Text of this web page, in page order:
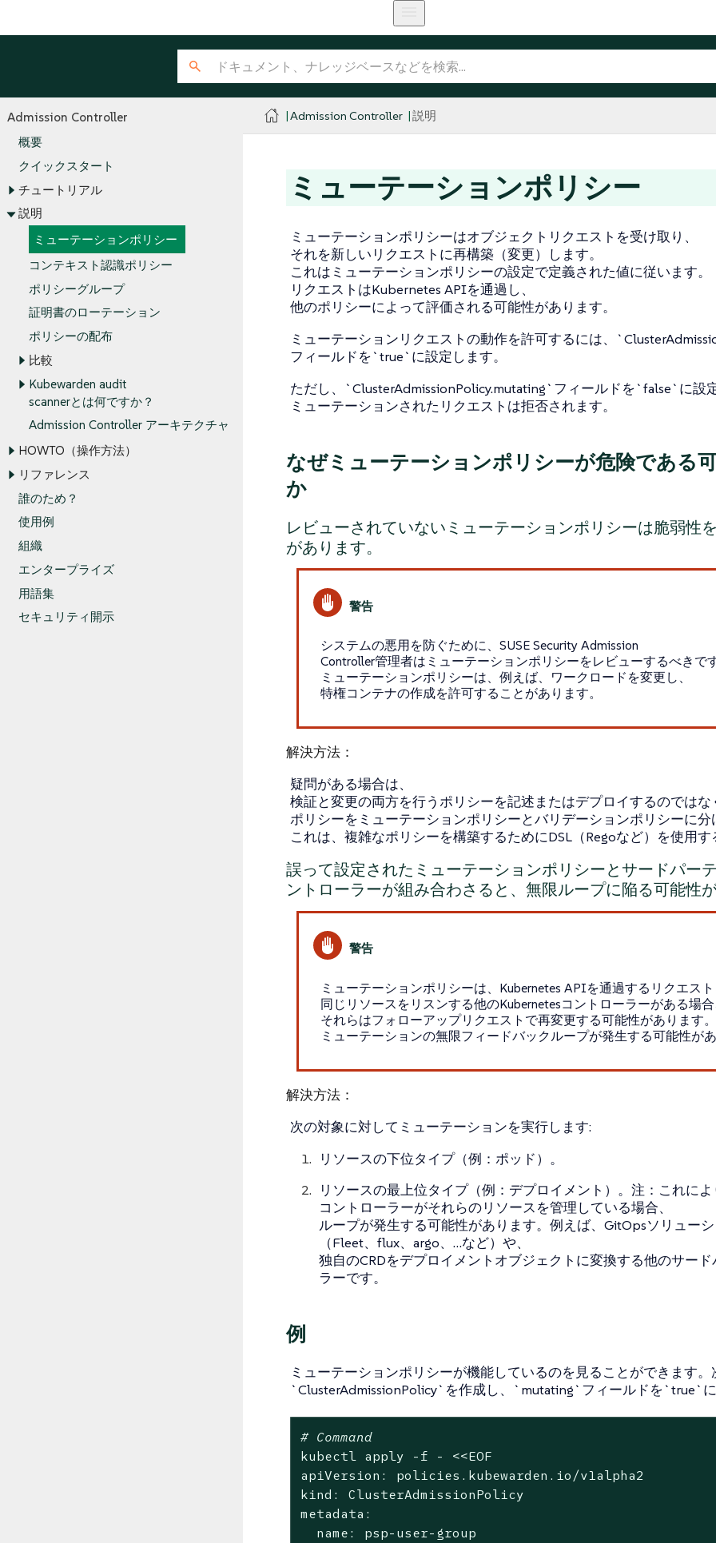
Admission Controller
概要
クイックスタート
チュートリアル
説明
ミューテーションポリシー
コンテキスト認識ポリシー
ポリシーグループ
証明書のローテーション
ポリシーの配布
比較
Kubewarden audit
scannerとは何ですか？
Admission Controller アーキテクチャ
HOWTO（操作方法）
リファレンス
誰のため？
使用例
組織
エンタープライズ
用語集
セキュリティ開示
Admission Controller 説明
ミューテーションポリシー
ミューテーションポリシーはオブジェクトリクエストを受け取り、
それを新しいリクエストに再構築（変更）します。
これはミューテーションポリシーの設定で定義された値に従います。
リクエストはKubernetes APIを通過し、
他のポリシーによって評価される可能性があります。
ミューテーションリクエストの動作を許可するには、
フィールドを`true`に設定します。
ただし、`ClusterAdmissionPolicy.mutating`フィールドを`false`に設定
ミューテーションされたリクエストは拒否されます。
なぜミューテーションポリシーが危険である
か
レビューされていないミューテーションポリシーは脆弱性
があります。
システムの悪用を防ぐために、SUSE Security Admission
Controller管理者はミューテーションポリシーをレビューするべきです
ミューテーションポリシーは、例えば、ワークロードを変更し、
特権コンテナの作成を許可することがあります。
解決方法：
疑問がある場合は、
検証と変更の両方を行うポリシーを記述またはデプロイするのではな
ポリシーをミューテーションポリシーとバリデーションポリシーに分
これは、複雑なポリシーを構築するためにDSL（Regoなど）を使用す
誤って設定されたミューテーションポリシーとサードパー
ントローラーが組み合わさると、無限ループに陥る可能性が
ミューテーションポリシーは、Kubernetes APIを通過するリクエスト
同じリソースをリスンする他のKubernetesコントローラーがある場合
それらはフォローアップリクエストで再変更する可能性があります。
ミューテーションの無限フィードバックループが発生する可能性があ
解決方法：
次の対象に対してミューテーションを実行します:
リソースの下位タイプ（例：ポッド）。
リソースの最上位タイプ（例：デプロイメント）。注：これによ
コントローラーがそれらのリソースを管理している場合、
ループが発生する可能性があります。例えば、GitOpsソリュー
（Fleet、flux、argo、…​など）や、
独自のCRDをデプロイメントオブジェクトに変換する他のサー
ラーです。
例
ミューテーションポリシーが機能しているのを見ることができます。
`ClusterAdmissionPolicy`を作成し、`mutating`フィールドを`true`に
# Command
kubectl apply -f - <<EOF
apiVersion: policies.kubewarden.io/v1alpha2
kind: ClusterAdmissionPolicy
metadata:
  name: psp-user-group